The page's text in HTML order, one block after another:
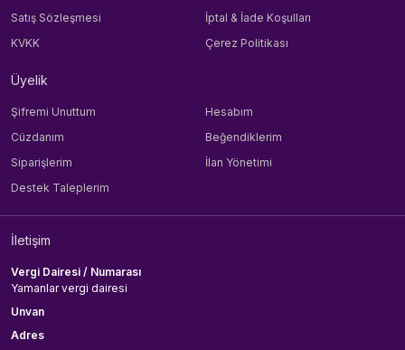
Satış Sözleşmesi
İptal & İade Koşulları
KVKK
Çerez Politikası
Üyelik
Şifremi Unuttum
Hesabım
Cüzdanım
Beğendiklerim
Siparişlerim
İlan Yönetimi
Destek Taleplerim
İletişim
Vergi Dairesi / Numarası
Yamanlar vergi dairesi
Unvan
Adres